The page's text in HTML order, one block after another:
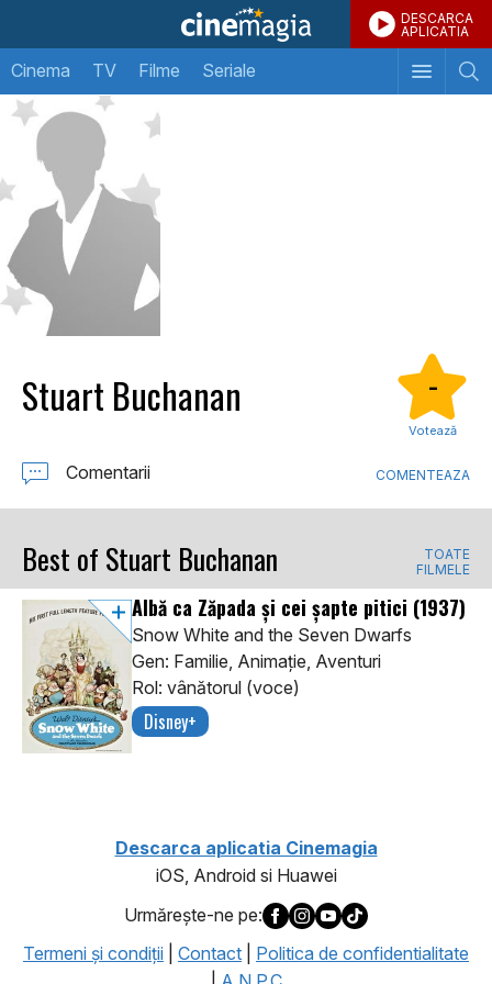
DESCARCA
APLICATIA
Cinema TV Filme Seriale
Stuart Buchanan -
Votează
Comentarii COMENTEAZA
Best of Stuart Buchanan
TOATE
FILMELE
Albă ca Zăpada și cei șapte pitici (1937)
Snow White and the Seven Dwarfs
Gen: Familie, Animaţie, Aventuri
Rol: vânătorul (voce)
Disney+
Descarca aplicatia Cinemagia
iOS, Android si Huawei
Urmăreşte-ne pe:
Termeni şi condiţii
Contact
Politica de confidentialitate